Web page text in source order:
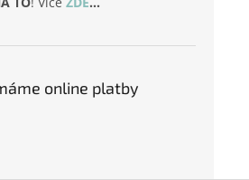
online platby